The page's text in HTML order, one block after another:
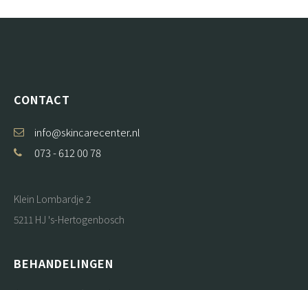
CONTACT
info@skincarecenter.nl
073 - 612 00 78
Klein Lombardje 2
5211 HJ 's-Hertogenbosch
BEHANDELINGEN